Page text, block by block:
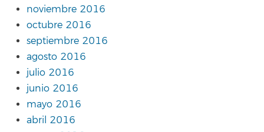
noviembre 2016
octubre 2016
septiembre 2016
agosto 2016
julio 2016
junio 2016
mayo 2016
abril 2016